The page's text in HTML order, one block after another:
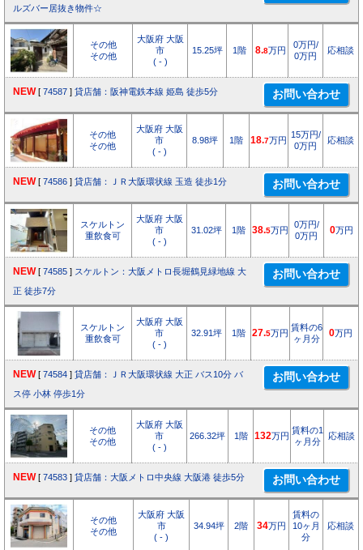
ルズバー居抜き物件☆
その他
その他
大阪府 大阪
市
( - )
15.25坪 1階 8.8万円
0万円/
0万円
応相談
NEW [ 74587 ] 貸店舗：阪神電鉄本線 姫島 徒歩5分
その他
その他
大阪府 大阪
市
( - )
8.98坪 1階 18.7万円
15万円/
0万円
応相談
NEW [ 74586 ] 貸店舗：ＪＲ大阪環状線 玉造 徒歩1分
スケルトン
重飲食可
大阪府 大阪
市
( - )
31.02坪 1階 38.5万円
0万円/
0万円
0万円
NEW [ 74585 ] スケルトン：大阪メトロ長堀鶴見緑地線 大
正 徒歩7分
スケルトン
重飲食可
大阪府 大阪
市
( - )
32.91坪 1階 27.5万円
賃料の6
ヶ月分
0万円
NEW [ 74584 ] 貸店舗：ＪＲ大阪環状線 大正 バス10分 バ
ス停 小林 停歩1分
その他
その他
大阪府 大阪
市
( - )
266.32坪 1階 132万円
賃料の1
ヶ月分
応相談
NEW [ 74583 ] 貸店舗：大阪メトロ中央線 大阪港 徒歩5分
その他
その他
大阪府 大阪
市
( - )
34.94坪 2階 34万円
賃料の
10ヶ月
分
応相談